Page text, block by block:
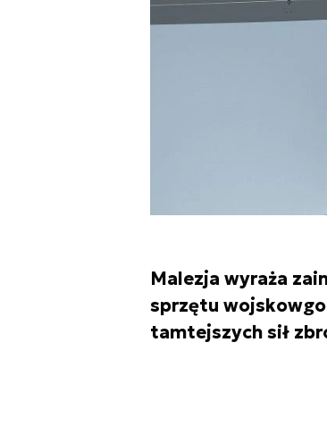
Malezja wyraża
sprzętu
tamtejszych sił